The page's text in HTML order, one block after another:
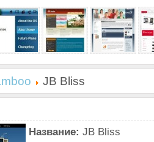
JB Bliss
Название: JB Bliss